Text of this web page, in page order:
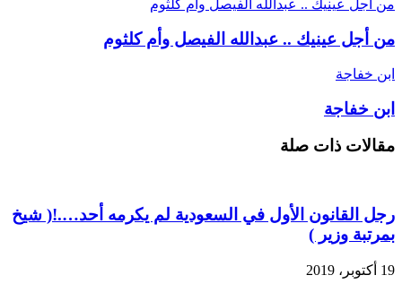
من أجل عينيك .. عبدالله الفيصل وأم كلثوم
من أجل عينيك .. عبدالله الفيصل وأم كلثوم
ابن خفاجة
ابن خفاجة
مقالات ذات صلة
رجل القانون الأول في السعودية لم يكرمه أحد….!( شيخ
بمرتبة وزير )
19 أكتوبر، 2019